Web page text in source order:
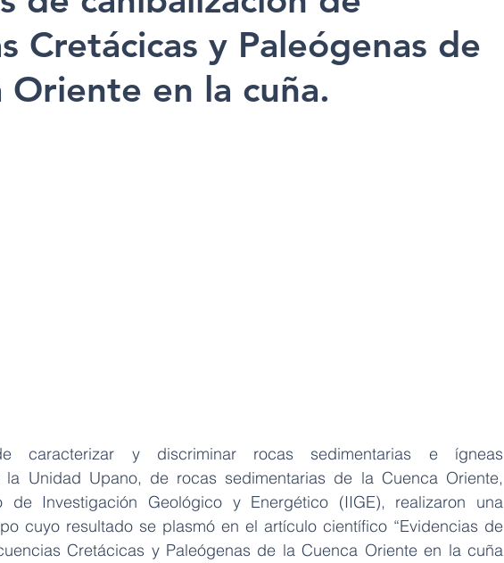
Cretácicas y Paleógenas de
Oriente en la cuña.
caracterizar y discriminar rocas sedimentarias e ígneas
la Unidad Upano, de rocas sedimentarias de la Cuenca Oriente,
de Investigación Geológico y Energético (IIGE), realizaron una
cuyo resultado se plasmó en el artículo científico “Evidencias de
Cretácicas y Paleógenas de la Cuenca Oriente en la cuña